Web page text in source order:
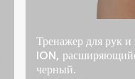
Тренажер для рук и
ION,
черный.